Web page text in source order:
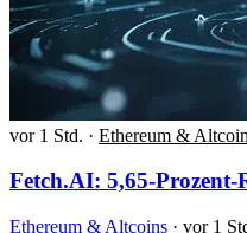
vor 1 Std. · Ethereum &
Fetch.AI: 5,65-
Ethereum & Altcoins · vor 1